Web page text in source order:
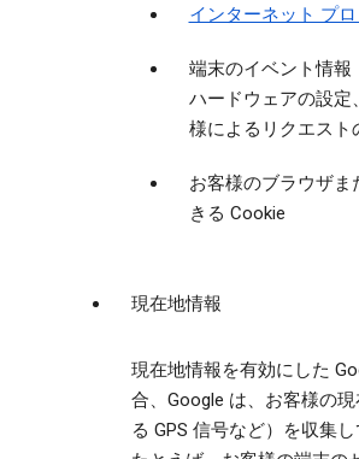
インターネット プ
端末のイベント情報
ハードウェアの設定
様によるリクエスト
お客様のブラウザま
きる Cookie
現在地情報
現在地情報を有効にした
合、Google は、お客様の
る GPS 信号など）を収集